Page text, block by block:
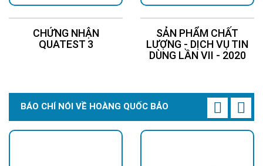
CHỨNG NHẬN
QUATEST 3
SẢN PHẨM CHẤT
LƯỢNG - DỊCH VỤ TIN
DÙNG LẦN VII - 2020
BÁO CHÍ NÓI VỀ HOÀNG QUỐC BẢO